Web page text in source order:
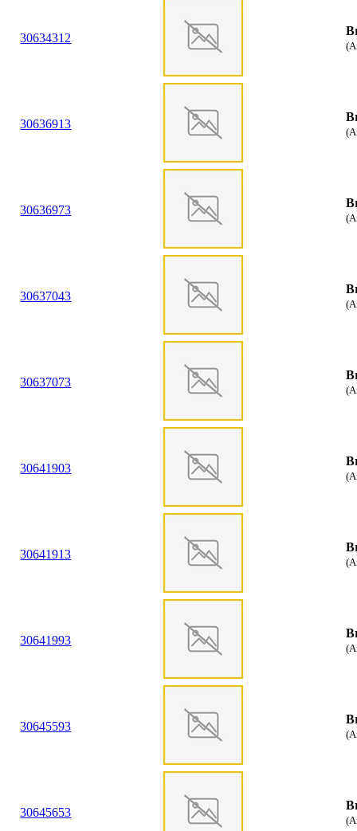
30634312
30636913
30636973
30637043
30637073
30641903
30641913
30641993
30645593
30645653